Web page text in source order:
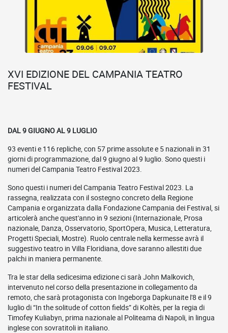
XVI EDIZIONE DEL CAMPANIA TEATRO
FESTIVAL
DAL 9 GIUGNO AL 9 LUGLIO
93 eventi e 116 repliche, con 57 prime assolute e 5 nazionali in 31
giorni di programmazione, dal 9 giugno al 9 luglio. Sono questi i
numeri del Campania Teatro Festival 2023.
Sono questi i numeri del Campania Teatro Festival 2023. La
rassegna, realizzata con il sostegno concreto della Regione
Campania e organizzata dalla Fondazione Campania dei Festival, si
articolerà anche quest'anno in 9 sezioni (Internazionale, Prosa
nazionale, Danza, Osservatorio, SportOpera, Musica, Letteratura,
Progetti Speciali, Mostre). Ruolo centrale nella kermesse avrà il
suggestivo teatro in Villa Floridiana, dove saranno allestiti due
palchi in maniera permanente.
Tra le star della sedicesima edizione ci sarà John Malkovich,
intervenuto nel corso della presentazione in collegamento da
remoto, che sarà protagonista con Ingeborga Dapkunaite l'8 e il 9
luglio di “In the solitude of cotton fields” di Koltès, per la regia di
Timofey Kuliabyn, prima nazionale al Politeama di Napoli, in lingua
inglese con sovratitoli in italiano.